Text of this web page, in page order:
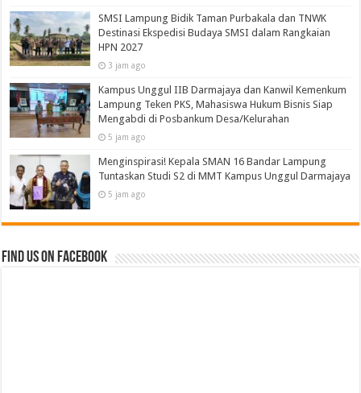
SMSI Lampung Bidik Taman Purbakala dan TNWK
Destinasi Ekspedisi Budaya SMSI dalam Rangkaian
HPN 2027
3 jam ago
Kampus Unggul IIB Darmajaya dan Kanwil Kemenkum
Lampung Teken PKS, Mahasiswa Hukum Bisnis Siap
Mengabdi di Posbankum Desa/Kelurahan
5 jam ago
Menginspirasi! Kepala SMAN 16 Bandar Lampung
Tuntaskan Studi S2 di MMT Kampus Unggul Darmajaya
5 jam ago
Find us on Facebook